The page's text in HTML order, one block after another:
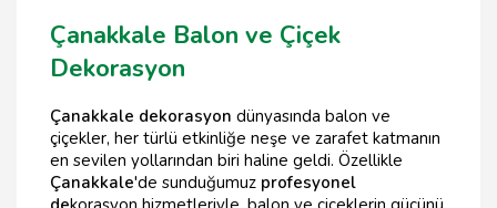
Çanakkale Balon ve Çiçek
Dekorasyon
Çanakkale dekorasyon dünyasında balon ve
çiçekler, her türlü etkinliğe neşe ve zarafet katmanın
en sevilen yollarından biri haline geldi. Özellikle
Çanakkale'de sunduğumuz profesyonel